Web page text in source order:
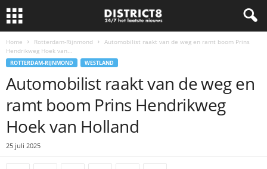
Home Rotterdam-Rijnmond
Automobilist raakt van de weg en ramt boom Prins
Hendrikweg Hoek van...
ROTTERDAM-RIJNMOND WESTLAND
Automobilist raakt van de weg en
ramt boom Prins Hendrikweg
Hoek van Holland
25 juli 2025